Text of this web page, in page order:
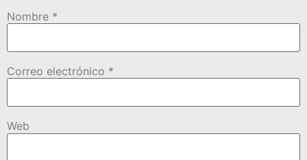
Nombre *
Correo electrónico *
Web